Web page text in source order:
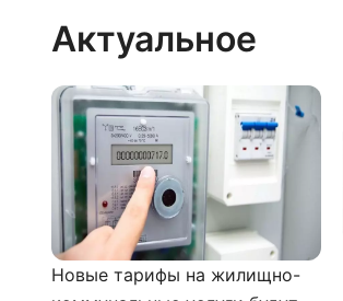
Актуальное
Новые тарифы на жилищно-